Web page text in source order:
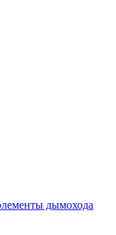
дымохода